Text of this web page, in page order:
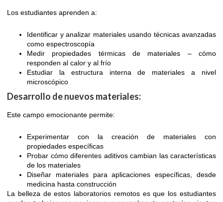
Los estudiantes aprenden a:
Identificar y analizar materiales usando técnicas avanzadas
como espectroscopía
Medir propiedades térmicas de materiales – cómo
responden al calor y al frío
Estudiar la estructura interna de materiales a nivel
microscópico
Desarrollo de nuevos materiales:
Este campo emocionante permite:
Experimentar con la creación de materiales con
propiedades específicas
Probar cómo diferentes aditivos cambian las características
de los materiales
Diseñar materiales para aplicaciones específicas, desde
medicina hasta construcción
La belleza de estos laboratorios remotos es que los estudiantes